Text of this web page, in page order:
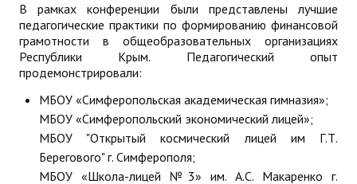
В рамках конференции были представлены лучшие
педагогические практики по формированию финансовой
грамотности в общеобразовательных организациях
Республики Крым. Педагогический опыт
продемонстрировали:
МБОУ «Симферопольская академическая гимназия»;
МБОУ «Симферопольский экономический лицей»;
МБОУ "Открытый космический лицей им Г.Т.
Берегового" г. Симферополя;
МБОУ «Школа-лицей №3» им. А.С. Макаренко г.